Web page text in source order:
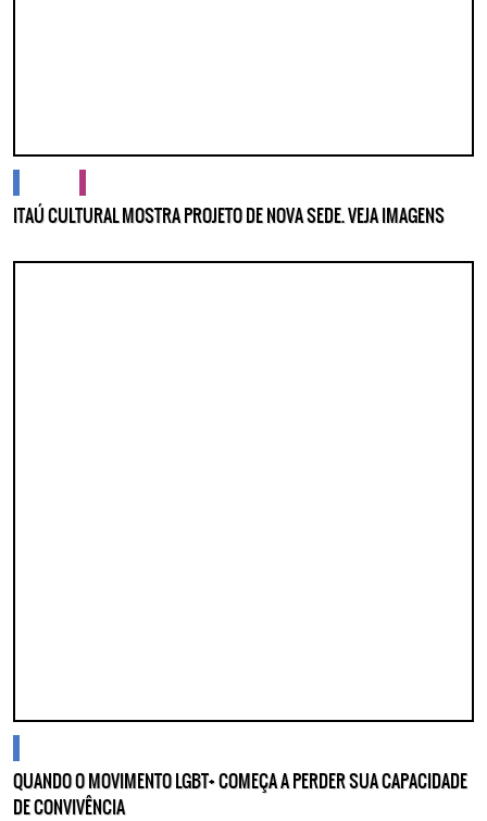
ITAÚ CULTURAL MOSTRA PROJETO DE NOVA SEDE. VEJA IMAGENS
QUANDO O MOVIMENTO LGBT+ COMEÇA A PERDER SUA CAPACIDADE
DE CONVIVÊNCIA